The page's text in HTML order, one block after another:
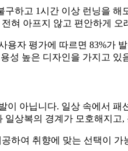
하고 1시간 이상 런닝을
혀 아프지 않고 편안하게
용자 평가에 따르면 83%가
성 높은 디자인을 가지고
이 아닙니다. 일상 속에서
일상복의 경계가 모호해지
하여 취향에 맞는 선택이